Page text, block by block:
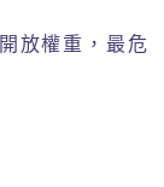
放權重，最危